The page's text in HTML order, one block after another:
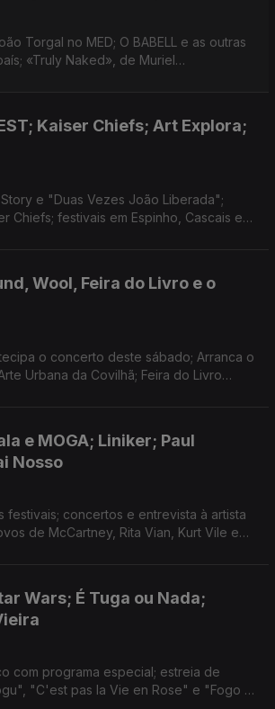
Torgal no MED; O BABELL e as outras
«Truly Naked», de Muriel
Kaiser Chiefs; Art Explora;
e "Duas Vezes João Liberada";
Chiefs; festivais em Espinho, Cascais e
Wool, Feira do Livro e o
o concerto deste sábado; Arranca o
Urbana da Covilhã; Feira do Livro
e MOGA; Liniker; Paul
Nosso
festivais; concertos e entrevista à artista
de McCartney, Rita Vian, Kurt Vile e
Wars; É Tuga ou Nada;
com programa especial; estreia de
"C'est pas la Vie en Rose" e "Fogo do